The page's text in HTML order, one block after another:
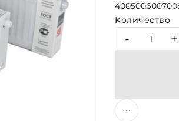
400500600700
Количество
- +